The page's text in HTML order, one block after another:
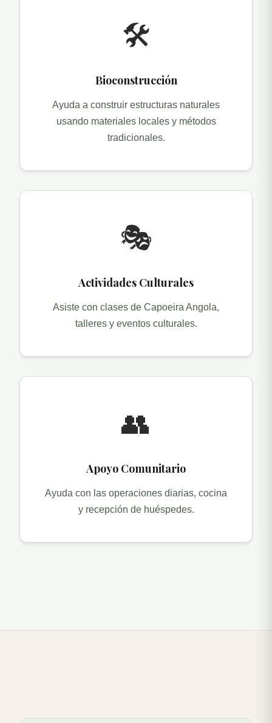
🛠️
Bioconstrucción
Ayuda a construir estructuras naturales
usando materiales locales y métodos
tradicionales.
🎭
Actividades Culturales
Asiste con clases de Capoeira Angola,
talleres y eventos culturales.
👥
Apoyo Comunitario
Ayuda con las operaciones diarias, cocina
y recepción de huéspedes.